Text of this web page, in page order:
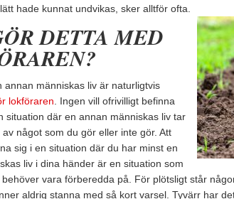
hade kunnat undvikas, sker alltför ofta.
DETTA MED
annan människas liv är naturligtvis
lokföraren . Ingen vill ofrivilligt befinna
situation där en annan människas liv tar
något som du gör eller inte gör. Att
sig i en situation där du har minst en
liv i dina händer är en situation som
vara förberedda på. För plötsligt står
aldrig stanna med så kort varsel. Tyvärr har